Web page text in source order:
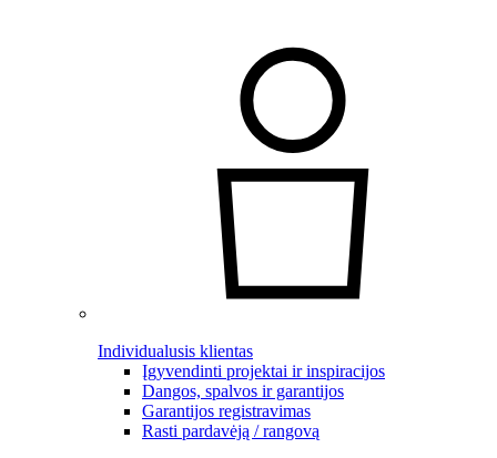
Individualusis klientas
Įgyvendinti projektai ir inspiracijos
Dangos, spalvos ir garantijos
Garantijos registravimas
Rasti pardavėją / rangovą